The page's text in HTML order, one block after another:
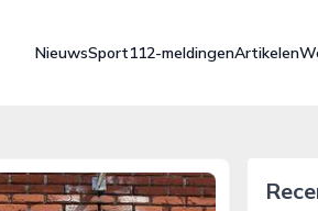
NieuwsSport112-meldingenArtikelen